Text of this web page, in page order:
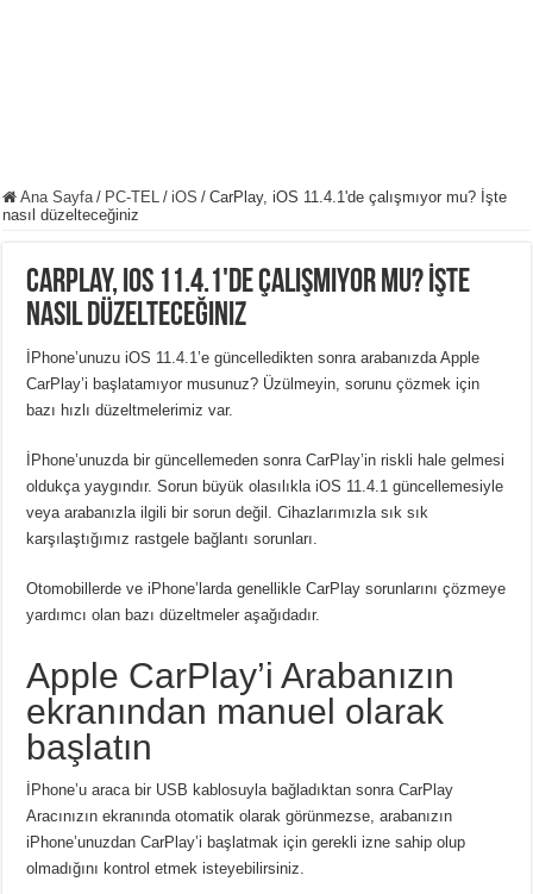
Ana Sayfa / PC-TEL / iOS / CarPlay, iOS 11.4.1'de çalışmıyor mu? İşte
nasıl düzelteceğiniz
CarPlay, iOS 11.4.1'de çalışmıyor mu? İşte
nasıl düzelteceğiniz
İPhone’unuzu iOS 11.4.1’e güncelledikten sonra arabanızda Apple
CarPlay’i başlatamıyor musunuz? Üzülmeyin, sorunu çözmek için
bazı hızlı düzeltmelerimiz var.
İPhone’unuzda bir güncellemeden sonra CarPlay’in riskli hale gelmesi
oldukça yaygındır. Sorun büyük olasılıkla iOS 11.4.1 güncellemesiyle
veya arabanızla ilgili bir sorun değil. Cihazlarımızla sık sık
karşılaştığımız rastgele bağlantı sorunları.
Otomobillerde ve iPhone’larda genellikle CarPlay sorunlarını çözmeye
yardımcı olan bazı düzeltmeler aşağıdadır.
Apple CarPlay’i Arabanızın
ekranından manuel olarak
başlatın
İPhone’u araca bir USB kablosuyla bağladıktan sonra CarPlay
Aracınızın ekranında otomatik olarak görünmezse, arabanızın
iPhone’unuzdan CarPlay’i başlatmak için gerekli izne sahip olup
olmadığını kontrol etmek isteyebilirsiniz.